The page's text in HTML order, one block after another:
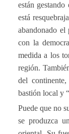
están
está
abandonado el
con la
medida a los
región.
del
bastión local y
Puede que no
se produzca